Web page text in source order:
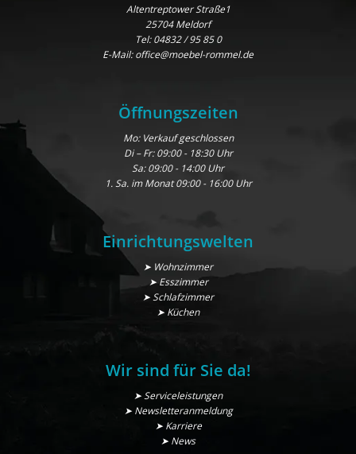
Altentreptower Straße1
25704 Meldorf
Tel:04832 / 95 85 0
E-Mail:office@moebel-rommel.de
Öffnungszeiten
Mo: Verkauf geschlossen
Di – Fr: 09:00 - 18:30 Uhr
Sa: 09:00 - 14:00 Uhr
1. Sa. im Monat 09:00 - 16:00 Uhr
Einrichtungswelten
➤ Wohnzimmer
➤ Esszimmer
➤ Schlafzimmer
➤ Küchen
Wir sind für Sie da!
➤ Serviceleistungen
➤ Newsletteranmeldung
➤ Karriere
➤ News